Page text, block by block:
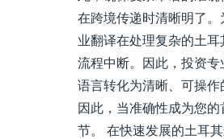
在跨境传递时清晰明了
业翻译在处理复杂的土
流程中断。因此，投资
语言转化为清晰、可操
因此，当准确性成为您
节。 在快速发展的土耳